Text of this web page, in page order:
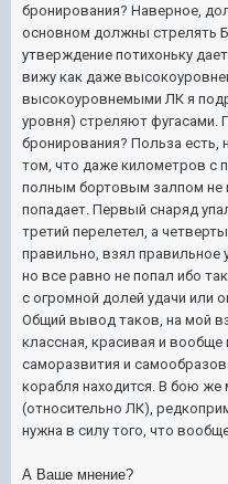
бронирования? Наверное,
основном должны стрелять
утверждение потихоньку
вижу как даже
высокоуровнемыми ЛК я
уровня) стреляют фугасами.
бронирования? Польза есть,
том, что даже километров с
полным бортовым залпом не
попадает. Первый снаряд
третий перелетел, а
правильно, взял правильное
но все равно не попал ибо
с огромной долей удачи или
Общий вывод таков, на мой
классная, красивая и
саморазвития и
корабля находится. В бою
(относительно ЛК),
нужна в силу того, что
А Ваше мнение?